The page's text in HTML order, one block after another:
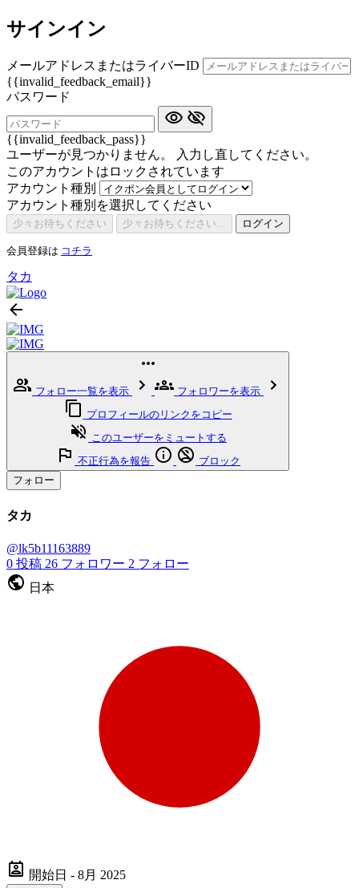
サインイン
メールアドレスまたはライバーID
{{invalid_feedback_email}}
パスワード
{{invalid_feedback_pass}}
ユーザーが見つかりません。 入力し直してください。
このアカウントはロックされています
アカウント種別
アカウント種別を選択してください
少々お待ちください 少々お待ちください... ログイン
会員登録は コチラ
タカ
フォロー一覧を表示
フォロワーを表示
プロフィールのリンクをコピー
このユーザーをミュートする
不正行為を報告
ブロック
フォロー
タカ
@lk5b11163889
0 投稿 26 フォロワー 2 フォロー
日本
開始日 - 8月 2025